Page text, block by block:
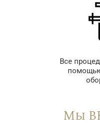
Все
Мы